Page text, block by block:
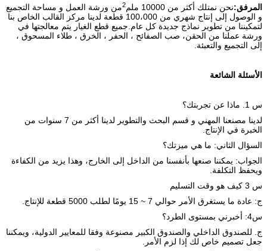
المرفق:نحن نمتلك أكثر من 10000 ملم 2من ورشة العمل و مساحة التجميع
و الوصول إلى إنتاج شهري من 100،000 قطعة لدينا مركز القالب الخاص بنا
لتمكيننا من تطوير نماذج جديدة كل عام.جميع قطع الغيار يتم معالجتها في
ورشة عملنا من الحقن، صب الصفائح ، الحفر ، الخرق ، طلاء المسحوق ،
إلى التجميع والتعبئة.
الأسئلة الشائعة
س 1. ماذا عن تجربتك؟
لدينا مصنعنا المهني و قسم البحث والتطوير لدينا أكثر من 7 سنوات من
الخبرة في الإنتاج.
السؤال الثاني: ما هي ميزتك؟
الجواب: يمكننا صنعها بأنفسنا من الداخل إلى الخارج، وهذا يزيد من الكفاءة
ويحفظ التكلفة.
س 3 كيف هو وقت التسليم
ج: عادة ما يستغرق الأمر حوالي 7 ~ 15 يومًا لطلب 5000 قطعة للإنتاج.
س4: أخبرني بمستوى الطرد؟
ج. للصندوق الداخلي والصندوق الكبير مصنوعة وفقا للمعايير الدولية، ويمكننا
جعل تصميم خاص لك إذا لزم الأمر.